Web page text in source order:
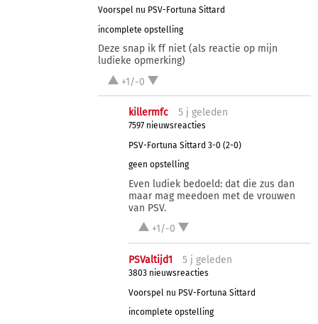
Voorspel nu PSV-Fortuna Sittard
incomplete opstelling
Deze snap ik ff niet (als reactie op mijn
ludieke opmerking)
+1/-0
killermfc 5 j geleden
7597 nieuwsreacties
PSV-Fortuna Sittard 3-0 (2-0)
geen opstelling
Even ludiek bedoeld: dat die zus dan
maar mag meedoen met de vrouwen
van PSV.
+1/-0
PSValtijd1 5 j geleden
3803 nieuwsreacties
Voorspel nu PSV-Fortuna Sittard
incomplete opstelling